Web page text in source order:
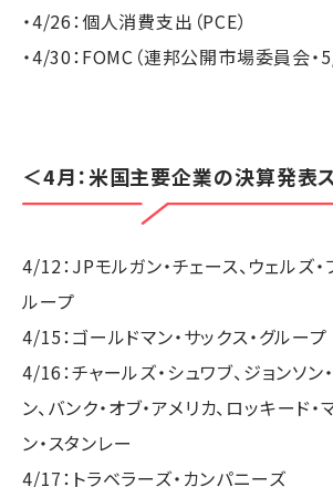
・4/26：個人消費支出（PCE）
・4/30：FOMC（連邦公開市場委員会
＜4月：米国主要企業の決算発表
4/12：JPモルガン・チェース、ウェルズ・
ループ
4/15：ゴールドマン・サックス・グループ
4/16：チャールズ・シュワブ、ジョンソン
ン、バンク・オブ・アメリカ、ロッキード
ン・スタンレー
4/17：トラベラーズ・カンパニーズ